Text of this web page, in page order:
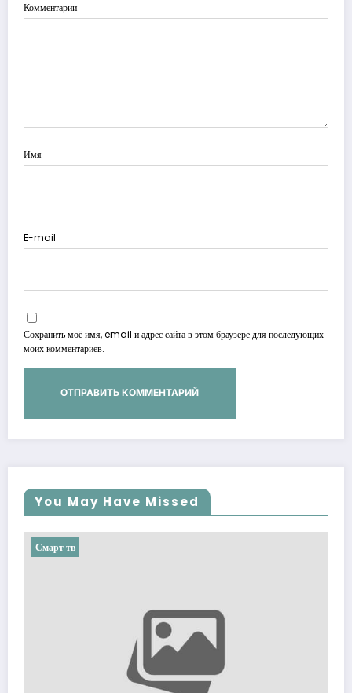
Комментарии
Имя
E-mail
Сохранить моё имя, email и адрес сайта в этом браузере для последующих
моих комментариев.
You May Have Missed
Смарт тв